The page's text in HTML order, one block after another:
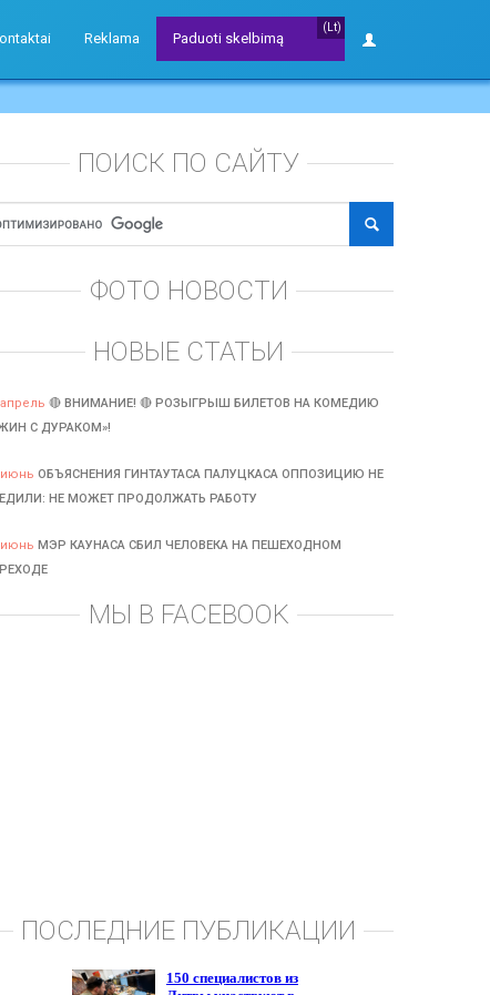
Reklama
(Lt)
Paduoti skelbimą
ПОИСК ПО САЙТУ
ФОТО НОВОСТИ
НОВЫЕ СТАТЬИ
🔴 ВНИМАНИЕ! 🔴 РОЗЫГРЫШ БИЛЕТОВ НА КОМЕДИЮ
С ДУРАКОМ»!
июнь ОБЪЯСНЕНИЯ ГИНТАУТАСА ПАЛУЦКАСА ОППОЗИЦИЮ НЕ
НЕ МОЖЕТ ПРОДОЛЖАТЬ РАБОТУ
июнь МЭР КАУНАСА СБИЛ ЧЕЛОВЕКА НА ПЕШЕХОДНОМ
МЫ В FACEBOOK
ПОСЛЕДНИЕ ПУБЛИКАЦИИ